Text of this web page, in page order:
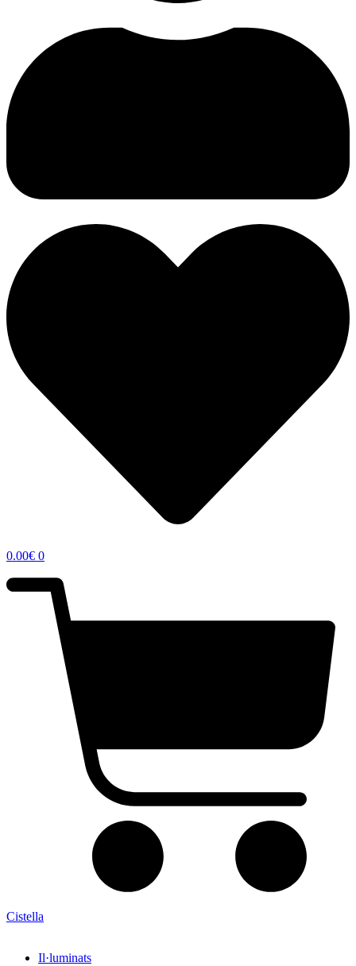
0.00€ 0
Cistella
Il·luminats